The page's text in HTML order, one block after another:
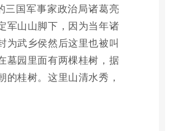
三国军事家政治局诸葛亮
军山山脚下，因为当年诸
为武乡侯然后这里也被叫
墓园里面有两棵桂树，据
的桂树。这里山清水秀，